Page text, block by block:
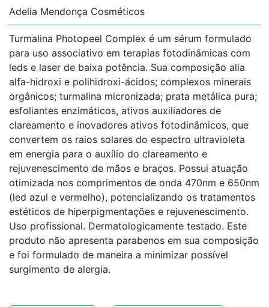
Adelia Mendonça Cosméticos
Turmalina Photopeel Complex é um sérum formulado
para uso associativo em terapias fotodinâmicas com
leds e laser de baixa potência. Sua composição alia
alfa-hidroxi e polihidroxi-ácidos; complexos minerais
orgânicos; turmalina micronizada; prata metálica pura;
esfoliantes enzimáticos, ativos auxiliadores de
clareamento e inovadores ativos fotodinâmicos, que
convertem os raios solares do espectro ultravioleta
em energia para o auxílio do clareamento e
rejuvenescimento de mãos e braços. Possui atuação
otimizada nos comprimentos de onda 470nm e 650nm
(led azul e vermelho), potencializando os tratamentos
estéticos de hiperpigmentações e rejuvenescimento.
Uso profissional. Dermatologicamente testado. Este
produto não apresenta parabenos em sua composição
e foi formulado de maneira a minimizar possível
surgimento de alergia.